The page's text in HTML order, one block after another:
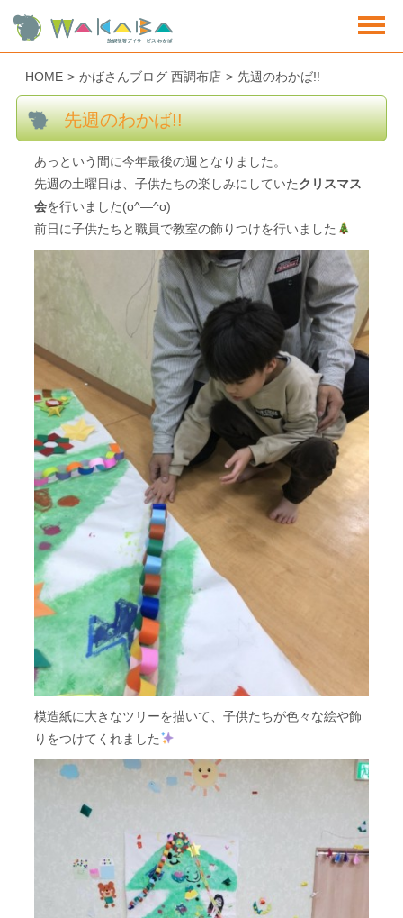
HOME > かばさんブログ 西調布店 > 先週のわかば!!
先週のわかば!!
あっという間に今年最後の週となりました。
先週の土曜日は、子供たちの楽しみにしていたクリスマス
会を行いました(o^―^o)
前日に子供たちと職員で教室の飾りつけを行いました
模造紙に大きなツリーを描いて、子供たちが色々な絵や飾
りをつけてくれました